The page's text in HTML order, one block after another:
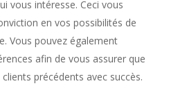
vous intéresse. Ceci vous
en vos possibilités de
Vous pouvez également
afin de vous assurer que
clients précédents avec succès.